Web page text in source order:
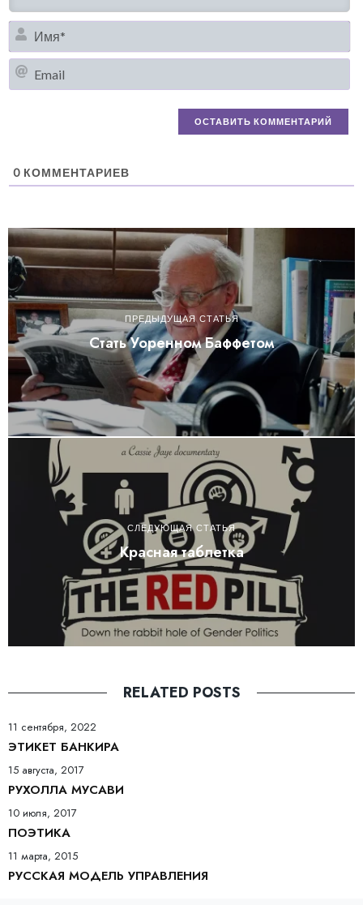
0 КОММЕНТАРИЕВ
ПРЕДЫДУЩАЯ СТАТЬЯ
Стать Уоренном Баффетом
СЛЕДУЮЩАЯ СТАТЬЯ
Красная таблетка
RELATED POSTS
11 сентября, 2022
ЭТИКЕТ БАНКИРА
15 августа, 2017
РУХОЛЛА МУСАВИ
10 июля, 2017
ПОЭТИКА
11 марта, 2015
РУССКАЯ МОДЕЛЬ УПРАВЛЕНИЯ